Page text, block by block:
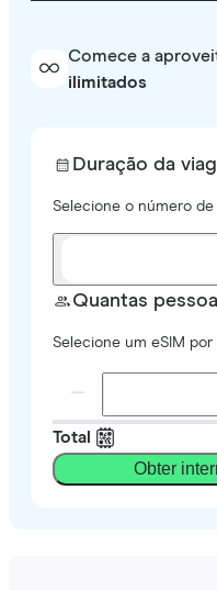
Comece a
ilimitados
Duração da
Selecione o número de
Quantas
Selecione um eSIM por
Total
Obter